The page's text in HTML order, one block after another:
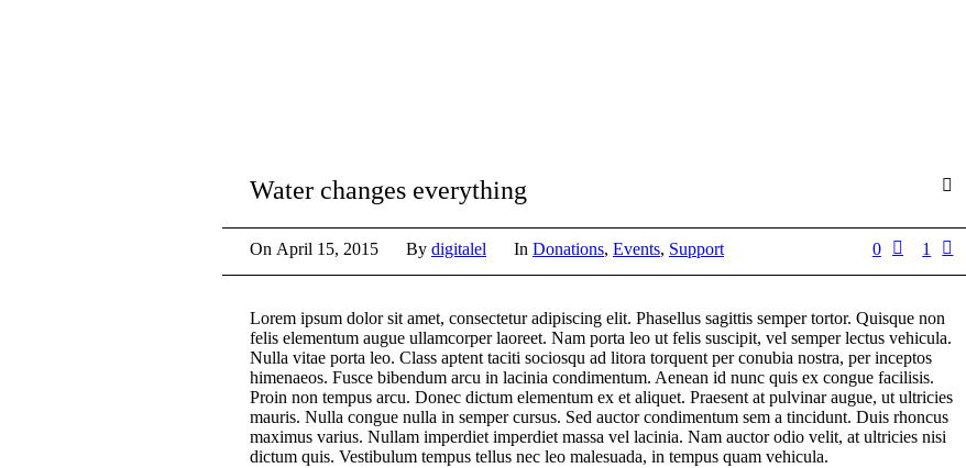
Water changes everything
0 1
On April 15, 2015 By digitalel In Donations, Events, Support
Lorem ipsum dolor sit amet, consectetur adipiscing elit. Phasellus sagittis semper tortor. Quisque non
felis elementum augue ullamcorper laoreet. Nam porta leo ut felis suscipit, vel semper lectus vehicula.
Nulla vitae porta leo. Class aptent taciti sociosqu ad litora torquent per conubia nostra, per inceptos
himenaeos. Fusce bibendum arcu in lacinia condimentum. Aenean id nunc quis ex congue facilisis.
Proin non tempus arcu. Donec dictum elementum ex et aliquet. Praesent at pulvinar augue, ut ultricies
mauris. Nulla congue nulla in semper cursus. Sed auctor condimentum sem a tincidunt. Duis rhoncus
maximus varius. Nullam imperdiet imperdiet massa vel lacinia. Nam auctor odio velit, at ultricies nisi
dictum quis. Vestibulum tempus tellus nec leo malesuada, in tempus quam vehicula.